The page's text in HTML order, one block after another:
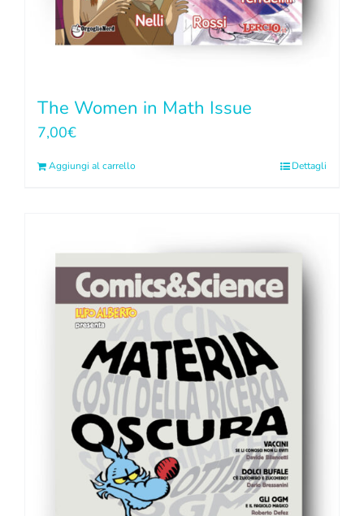
The Women in Math Issue
7,00€
Aggiungi al carrello Dettagli